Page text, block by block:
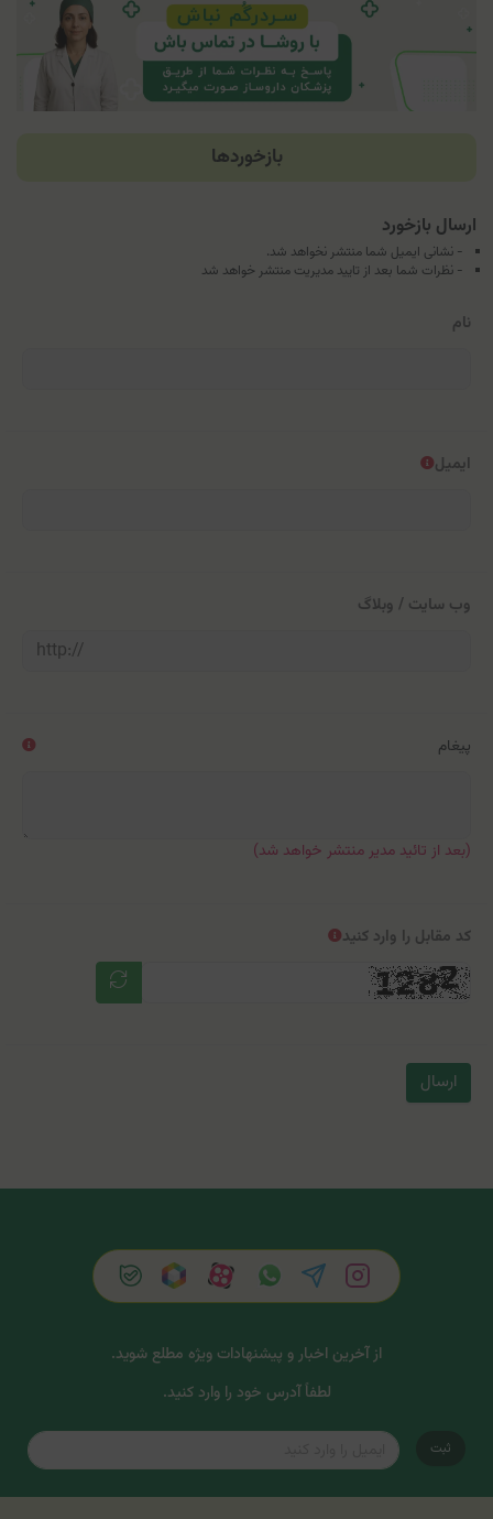
بازخوردها
ارسال بازخورد
- نشانی ایمیل شما منتشر نخواهد شد.
- نظرات شما بعد از تایید مدیریت منتشر خواهد شد
نام
ایمیل
وب سایت / وبلاگ
پیغام
(بعد از تائید مدیر منتشر خواهد شد)
کد مقابل را وارد کنید
ارسال
از آخرین اخبار و پیشنهادات ویژه مطلع شوید.
لطفاً آدرس خود را وارد کنید.
ثبت